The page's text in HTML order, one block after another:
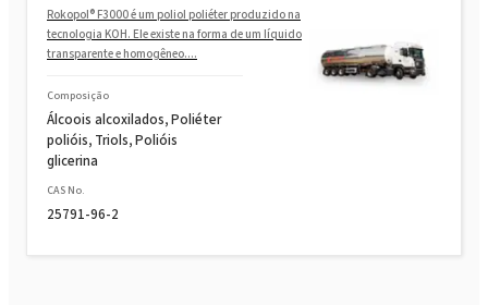
Rokopol M5000 (Poliéter poliol)
Rokopol M5020 (Poliéter poliol)
Rokopol® F3000 é um poliol poliéter produzido na
tecnologia KOH. Ele existe na forma de um líquido
transparente e homogêneo....
Composição
Álcoois alcoxilados, Poliéter
polióis, Triols, Polióis
glicerina
CAS No.
25791-96-2